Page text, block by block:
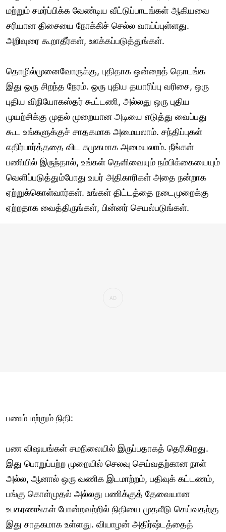
மற்றும் சமர்ப்பிக்க வேண்டிய வீட்டுப்பாடங்கள் ஆகியவை
சரியான திசையை நோக்கிச் செல்ல வாய்ப்புள்ளது.
அறிவுரை கூறாதீர்கள், ஊக்கப்படுத்துங்கள்.
தொழில்முனைவோருக்கு, புதிதாக ஒன்றைத் தொடங்க
இது ஒரு சிறந்த நேரம். ஒரு புதிய தயாரிப்பு வரிசை, ஒரு
புதிய விநியோகஸ்தர் கூட்டணி, அல்லது ஒரு புதிய
முயற்சிக்கு முதல் முறையான அடியை எடுத்து வைப்பது
கூட உங்களுக்குச் சாதகமாக அமையலாம். சந்திப்புகள்
எதிர்பார்த்ததை விட சுமுகமாக அமையலாம். நீங்கள்
பணியில் இருந்தால், உங்கள் தெளிவையும் நம்பிக்கையையும்
வெளிப்படுத்தும்போது உயர் அதிகாரிகள் அதை நன்றாக
ஏற்றுக்கொள்வார்கள். உங்கள் திட்டத்தை நடைமுறைக்கு
ஏற்றதாக வைத்திருங்கள், பின்னர் செயல்படுங்கள்.
பணம் மற்றும் நிதி:
பண விஷயங்கள் சமநிலையில் இருப்பதாகத் தெரிகிறது.
இது பொறுப்பற்ற முறையில் செலவு செய்வதற்கான நாள்
அல்ல, ஆனால் ஒரு வணிக இடமாற்றம், பதிவுக் கட்டணம்,
பங்கு கொள்முதல் அல்லது பணிக்குத் தேவையான
உபகரணங்கள் போன்றவற்றில் நிதியை முதலீடு செய்வதற்கு
இது சாதகமாக உள்ளது. வியாழன் அதிர்ஷ்டத்தைத்